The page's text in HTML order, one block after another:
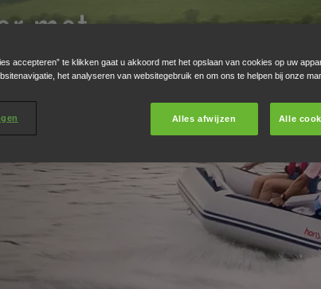
met
serie. De
heeft een bredere
accepteren” te klikken gaat u akkoord met het opslaan van cookies op uw
het analyseren van websitegebruik en om ons te helpen bij onze
Alles afwijzen Alle